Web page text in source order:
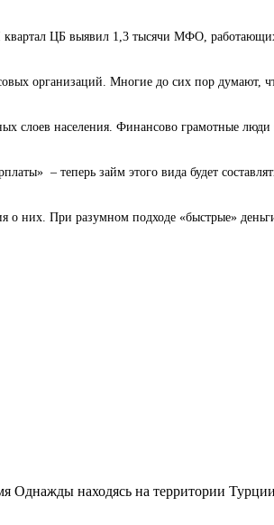
ЦБ выявил 1,3 тысячи МФО, работающих
организаций. Многие до сих пор думают,
населения. Финансово грамотные люди
– теперь займ этого вида будет
о них. При разумном подходе «быстрые» деньги
Однажды находясь на территории